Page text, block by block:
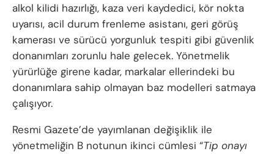
alkol kilidi hazırlığı, kaza veri kaydedici, kör nokta
uyarısı, acil durum frenleme asistanı, geri görüş
kamerası ve sürücü yorgunluk tespiti gibi güvenlik
donanımları zorunlu hale gelecek. Yönetmelik
yürürlüğe girene kadar, markalar ellerindeki bu
donanımlara sahip olmayan baz modelleri satmaya
çalışıyor.
Resmi Gazete’de yayımlanan değişiklik ile
yönetmeliğin B notunun ikinci cümlesi “Tip onayı